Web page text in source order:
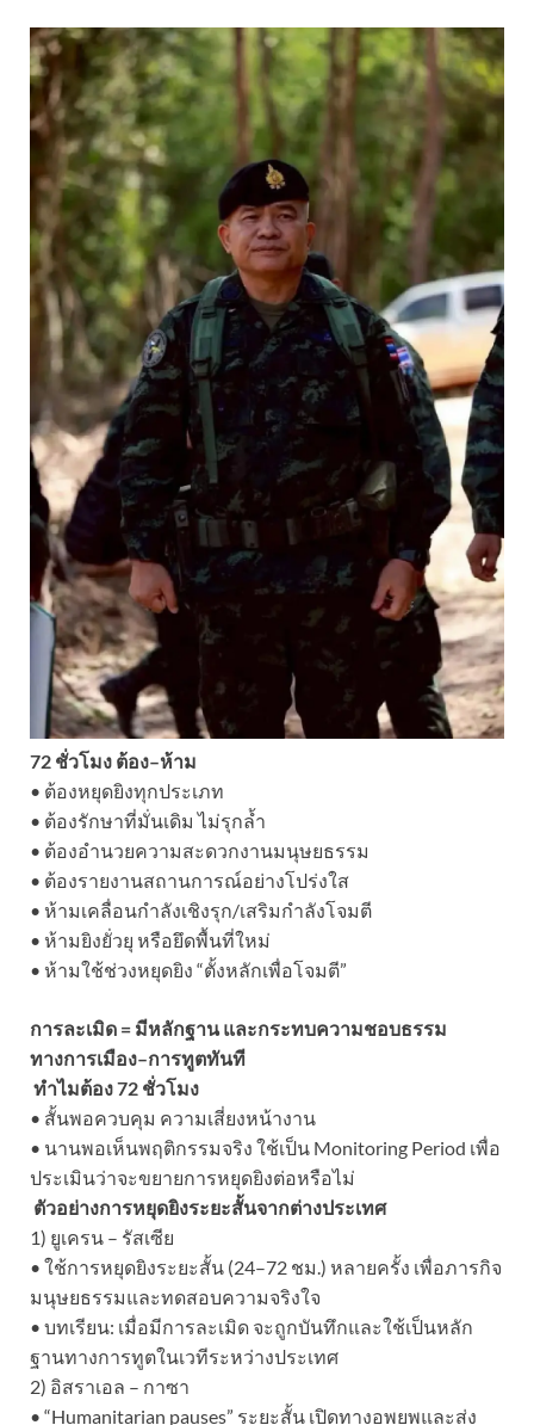
72 ชั่วโมง ต้อง–ห้าม
• ต้องหยุดยิงทุกประเภท
• ต้องรักษาที่มั่นเดิม ไม่รุกล้ำ
• ต้องอำนวยความสะดวกงานมนุษยธรรม
• ต้องรายงานสถานการณ์อย่างโปร่งใส
• ห้ามเคลื่อนกำลังเชิงรุก/เสริมกำลังโจมตี
• ห้ามยิงยั่วยุ หรือยึดพื้นที่ใหม่
• ห้ามใช้ช่วงหยุดยิง “ตั้งหลักเพื่อโจมตี”
การละเมิด = มีหลักฐาน และกระทบความชอบธรรม
ทางการเมือง–การทูตทันที
ทำไมต้อง 72 ชั่วโมง
• สั้นพอควบคุม ความเสี่ยงหน้างาน
• นานพอเห็นพฤติกรรมจริง ใช้เป็น Monitoring Period เพื่อ
ประเมินว่าจะขยายการหยุดยิงต่อหรือไม่
ตัวอย่างการหยุดยิงระยะสั้นจากต่างประเทศ
1) ยูเครน – รัสเซีย
• ใช้การหยุดยิงระยะสั้น (24–72 ชม.) หลายครั้ง เพื่อภารกิจ
มนุษยธรรมและทดสอบความจริงใจ
• บทเรียน: เมื่อมีการละเมิด จะถูกบันทึกและใช้เป็นหลัก
ฐานทางการทูตในเวทีระหว่างประเทศ
2) อิสราเอล – กาซา
• “Humanitarian pauses” ระยะสั้น เปิดทางอพยพและส่ง